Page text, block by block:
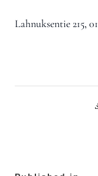
Lahnuksentie 215,